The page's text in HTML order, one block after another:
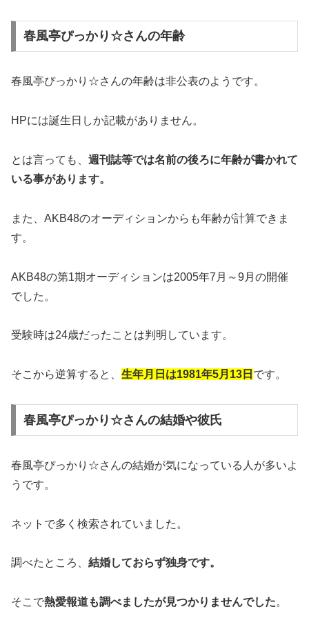
春風亭ぴっかり☆さんの年齢
春風亭ぴっかり☆さんの年齢は非公表のようです。
HPには誕生日しか記載がありません。
とは言っても、 週刊誌等では名前の後ろに年齢が書かれて
いる事があります。
また、AKB48のオーディションからも年齢が計算できま
す。
AKB48の第1期オーディションは2005年7月～9月の開催
でした。
受験時は24歳だったことは判明しています。
そこから逆算すると、 生年月日は1981年5月13日 です。
春風亭ぴっかり☆さんの結婚や彼氏
春風亭ぴっかり☆さんの結婚が気になっている人が多いよ
うです。
ネットで多く検索されていました。
調べたところ、 結婚しておらず独身です。
そこで熱愛報道も調べましたが見つかりませんでした。